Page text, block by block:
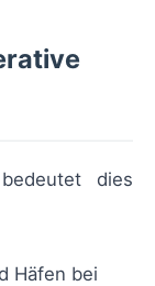
dies
Häfen bei